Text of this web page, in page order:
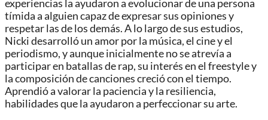
experiencias la ayudaron a evolucionar de una persona
tímida a alguien capaz de expresar sus opiniones y
respetar las de los demás. A lo largo de sus estudios,
Nicki desarrolló un amor por la música, el cine y el
periodismo, y aunque inicialmente no se atrevía a
participar en batallas de rap, su interés en el freestyle y
la composición de canciones creció con el tiempo.
Aprendió a valorar la paciencia y la resiliencia,
habilidades que la ayudaron a perfeccionar su arte.